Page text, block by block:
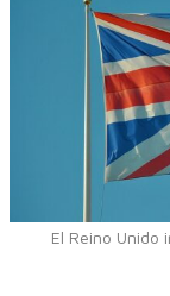
El Reino Unido